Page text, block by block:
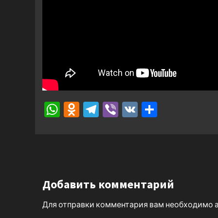
WhatsApp
Odnoklassniki
Telegram
Viber
VK
Добавить комментарий
Для отправки комментария вам необходимо